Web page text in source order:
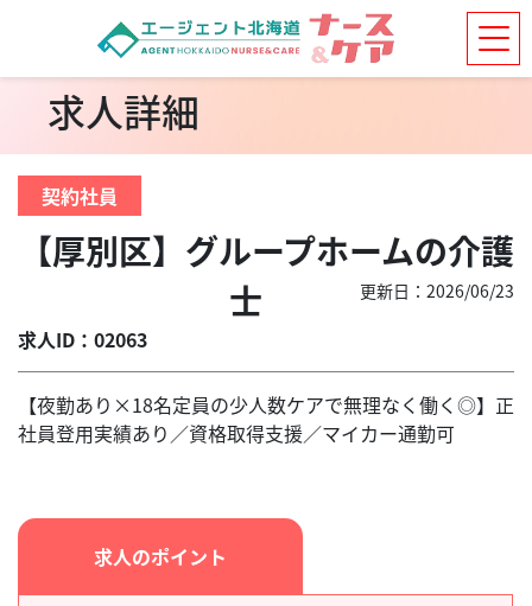
求人詳細
契約社員
【厚別区】グループホームの介護
士
求人ID：02063
更新日：2026/06/23
【夜勤あり×18名定員の少人数ケアで無理なく働く◎】正
社員登用実績あり／資格取得支援／マイカー通勤可
求人のポイント